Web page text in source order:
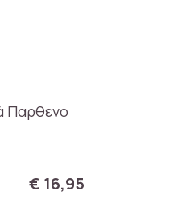
€ 16,95